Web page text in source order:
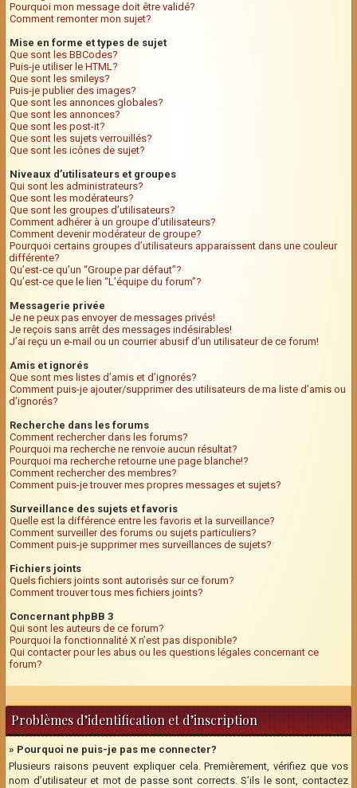
Pourquoi mon message doit être validé?
Comment remonter mon sujet?
Mise en forme et types de sujet
Que sont les BBCodes?
Puis-je utiliser le HTML?
Que sont les smileys?
Puis-je publier des images?
Que sont les annonces globales?
Que sont les annonces?
Que sont les post-it?
Que sont les sujets verrouillés?
Que sont les icônes de sujet?
Niveaux d’utilisateurs et groupes
Qui sont les administrateurs?
Que sont les modérateurs?
Que sont les groupes d’utilisateurs?
Comment adhérer à un groupe d’utilisateurs?
Comment devenir modérateur de groupe?
Pourquoi certains groupes d’utilisateurs apparaissent dans une couleur
différente?
Qu’est-ce qu’un “Groupe par défaut”?
Qu’est-ce que le lien “L’équipe du forum”?
Messagerie privée
Je ne peux pas envoyer de messages privés!
Je reçois sans arrêt des messages indésirables!
J’ai reçu un e-mail ou un courrier abusif d’un utilisateur de ce forum!
Amis et ignorés
Que sont mes listes d’amis et d’ignorés?
Comment puis-je ajouter/supprimer des utilisateurs de ma liste d’amis ou
d’ignorés?
Recherche dans les forums
Comment rechercher dans les forums?
Pourquoi ma recherche ne renvoie aucun résultat?
Pourquoi ma recherche retourne une page blanche!?
Comment rechercher des membres?
Comment puis-je trouver mes propres messages et sujets?
Surveillance des sujets et favoris
Quelle est la différence entre les favoris et la surveillance?
Comment surveiller des forums ou sujets particuliers?
Comment puis-je supprimer mes surveillances de sujets?
Fichiers joints
Quels fichiers joints sont autorisés sur ce forum?
Comment trouver tous mes fichiers joints?
Concernant phpBB 3
Qui sont les auteurs de ce forum?
Pourquoi la fonctionnalité X n’est pas disponible?
Qui contacter pour les abus ou les questions légales concernant ce
forum?
Problèmes d’identification et d’inscription
» Pourquoi ne puis-je pas me connecter?
Plusieurs raisons peuvent expliquer cela. Premièrement, vérifiez que vos
nom d’utilisateur et mot de passe sont corrects. S’ils le sont, contactez